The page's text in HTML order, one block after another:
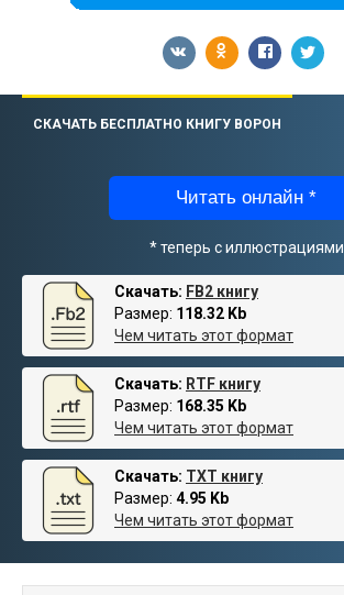
СКАЧАТЬ БЕСПЛАТНО КНИГУ ВОРОН
Читать онлайн *
* теперь с иллюстрациями
Скачать: FB2 книгу
Размер: 118.32 Kb
Чем читать этот формат
Скачать: RTF книгу
Размер: 168.35 Kb
Чем читать этот формат
Скачать: TXT книгу
Размер: 4.95 Kb
Чем читать этот формат